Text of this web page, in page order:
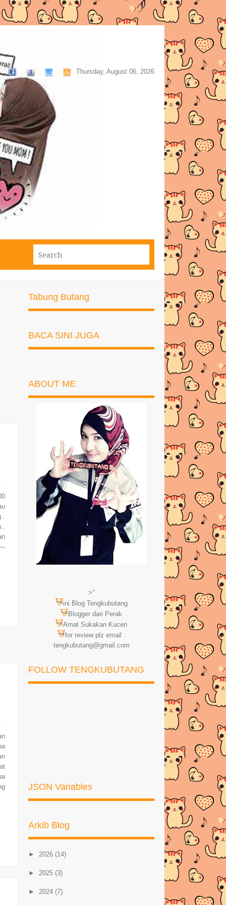
Thursday, August 06, 2026
Tabung Butang
BACA SINI JUGA
ABOUT ME
>"
ini Blog Tengkubutang
Blogger dari Perak
Amat Sukakan Kucen
for review plz email :
tengkubutang@gmail.com
FOLLOW TENGKUBUTANG
JSON Variables
Arkib Blog
► 2026 (14)
► 2025 (3)
► 2024 (7)